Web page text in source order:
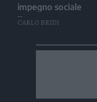
impegno sociale
CARLO BRIDI